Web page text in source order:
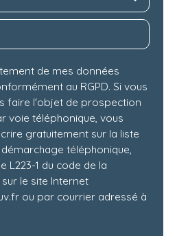
de mes données
au RGPD. Si vous
faire l'objet de prospection
voie téléphonique, vous
gratuitement sur la liste
téléphonique,
L223-1 du code de la
le site Internet
ou par courrier adressé à